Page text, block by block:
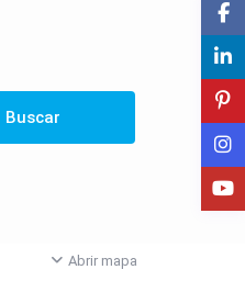
Abrir mapa